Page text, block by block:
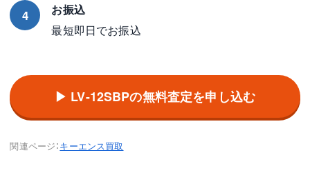
4
お振込
最短即日でお振込
▶ LV-12SBPの無料査定を申し込む
関連ページ：キーエンス買取